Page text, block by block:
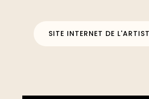
SITE INTERNET DE